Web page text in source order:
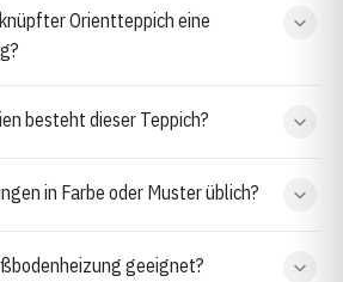
Orientteppich eine
besteht dieser Teppich?
in Farbe oder Muster üblich?
geeignet?